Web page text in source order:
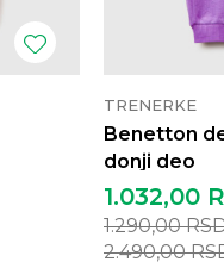
TRENERKE
Benetton
donji deo
1.032,00
1.290,00
2.490,00